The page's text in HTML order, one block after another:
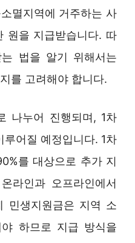
멸지역에 거주하는 사
원을 지급받습니다. 따
법을 알기 위해서는
를 고려해야 합니다.
나누어 진행되며, 1차
어질 예정입니다. 1차
를 대상으로 추가 지
라인과 오프라인에서
민생지원금은 지역 소
하므로 지급 방식을